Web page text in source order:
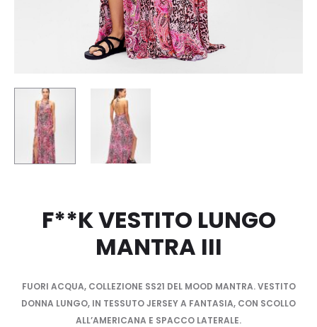
F**K VESTITO LUNGO
MANTRA III
FUORI ACQUA, COLLEZIONE SS21 DEL MOOD MANTRA. VESTITO
DONNA LUNGO, IN TESSUTO JERSEY A FANTASIA, CON SCOLLO
ALL’AMERICANA E SPACCO LATERALE.